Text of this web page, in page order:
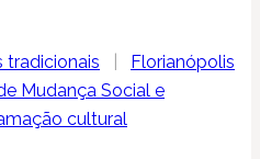
tradicionais
Florianópolis
Mudança Social e
cultural